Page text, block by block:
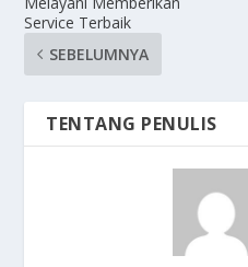
Service Terbaik
SEBELUMNYA
TENTANG PENULIS